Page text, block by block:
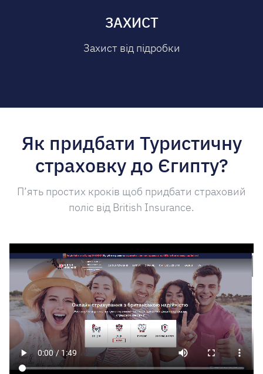
ЗАХИСТ
Захист від підробки
Як придбати Туристичну
страховку до Єгипту?
П’ять простих кроків щоб придбати страховий
поліс від British Insurance.